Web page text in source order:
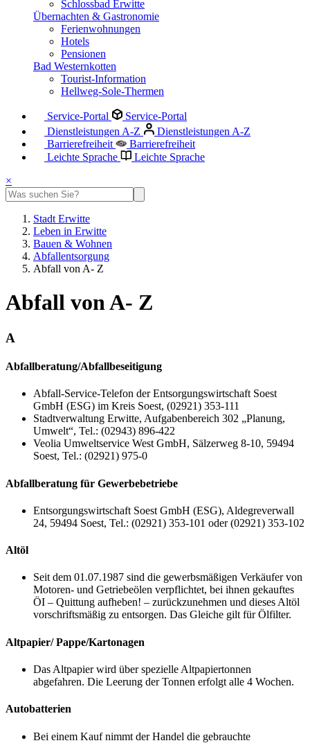
Schlossbad Erwitte
Übernachten & Gastronomie
Ferienwohnungen
Hotels
Pensionen
Bad Westernkotten
Tourist-Information
Hellweg-Sole-Thermen
Service-Portal
Service-Portal
Dienstleistungen A-Z
Dienstleistungen A-Z
Barrierefreiheit
Barrierefreiheit
Leichte Sprache
Leichte Sprache
×
Stadt Erwitte
Leben in Erwitte
Bauen & Wohnen
Abfallentsorgung
Abfall von A- Z
Abfall von A- Z
A
Abfallberatung/Abfallbeseitigung
Abfall-Service-Telefon der Entsorgungswirtschaft Soest
GmbH (ESG) im Kreis Soest, (02921) 353-111
Stadtverwaltung Erwitte, Aufgabenbereich 302 „Planung,
Umwelt“, Tel.: (02943) 896-422
Veolia Umweltservice West GmbH, Sälzerweg 8-10, 59494
Soest, Tel.: (02921) 975-0
Abfallberatung für Gewerbebetriebe
Entsorgungswirtschaft Soest GmbH (ESG), Aldegreverwall
24, 59494 Soest, Tel.: (02921) 353-101 oder (02921) 353-102
Altöl
Seit dem 01.07.1987 sind die gewerbsmäßigen Verkäufer von
Motoren- und Getriebeölen verpflichtet, bei ihnen gekauftes
ÖI – Quittung aufheben! – zurückzunehmen und dieses Altöl
vorschriftsmäßig zu entsorgen. Das Gleiche gilt für Ölfilter.
Altpapier/ Pappe/Kartonagen
Das Altpapier wird über spezielle Altpapiertonnen
abgefahren. Die Leerung der Tonnen erfolgt alle 4 Wochen.
Autobatterien
Bei einem Kauf nimmt der Handel die gebrauchte